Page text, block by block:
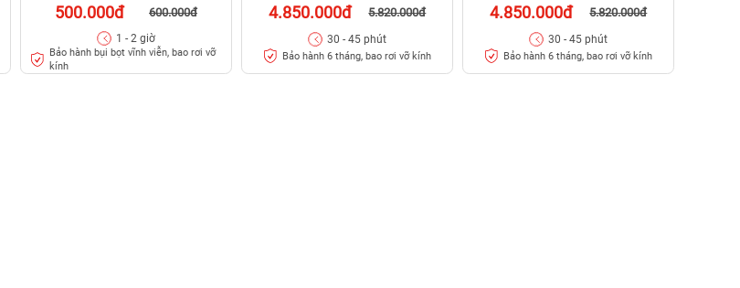
500.000đ 600.000đ
1 - 2 giờ
Bảo hành bụi bọt vĩnh viễn, bao rơi vỡ
kính
4.850.000đ 5.820.000đ
30 - 45 phút
Bảo hành 6 tháng, bao rơi vỡ kính
4.850.000đ 5.820.000đ
30 - 45 phút
Bảo hành 6 tháng, bao rơi vỡ kính